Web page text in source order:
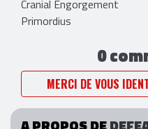
Cranial Engorgement
Primordius
0
MERCI DE VOUS